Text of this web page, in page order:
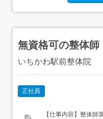
無資格可の整体師
いちかわ駅前整体院
正社員
【仕事内容】整体師